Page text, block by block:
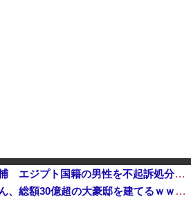
わいせつな行為疑いで逮捕 エジプト国籍の男性を不起訴処分 鳥取地検 [8/8]
【悲報】ちいかわ作者さん、総額30億超の大豪邸を建てるｗｗｗｗｗｗｗｗｗｗｗｗｗｗｗｗｗｗｗ